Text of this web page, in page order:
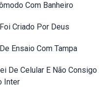
Com Banheiro
Criado Por Deus
Ensaio Com Tampa
De Celular E Não
Inter